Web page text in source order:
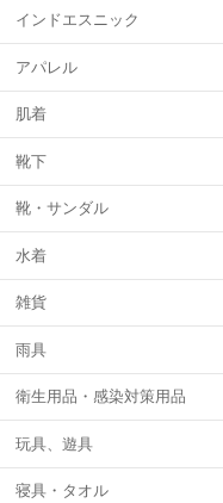
インドエスニック
アパレル
肌着
靴下
靴・サンダル
水着
雑貨
雨具
衛生用品・感染対策用品
玩具、遊具
寝具・タオル